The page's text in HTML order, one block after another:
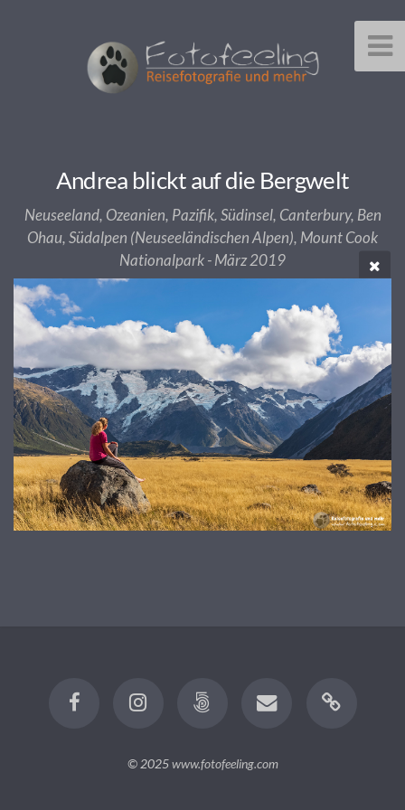
Andrea blickt auf die Bergwelt
Neuseeland, Ozeanien, Pazifik, Südinsel, Canterbury, Ben
Ohau, Südalpen (Neuseeländischen Alpen), Mount Cook
Nationalpark - März 2019
© 2025www.fotofeeling.com